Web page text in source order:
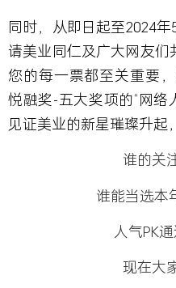
同时，从即日起至2024
请美业同仁及广大网友们
您的每一票都至关重要
悦融奖-五大奖项的“网络
见证美业的新星璀璨升起
谁的关
谁能当选本
人气PK
现在大